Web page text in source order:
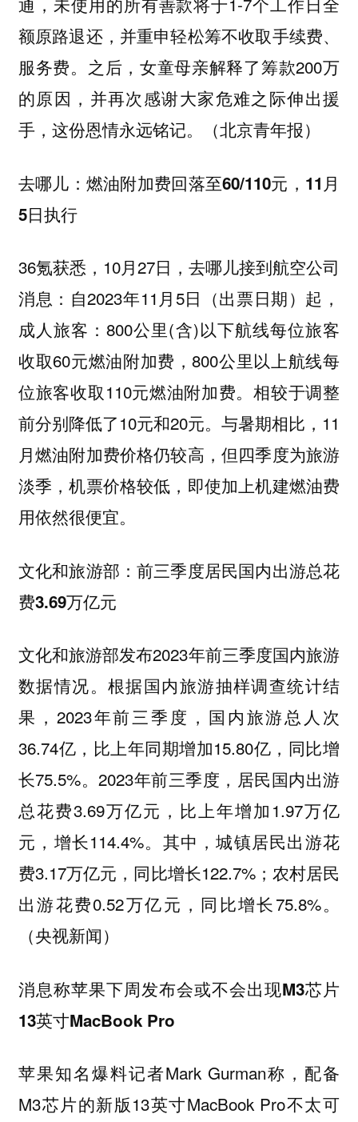
额原路退还，并重申轻松筹不收取手续费、
服务费。之后，女童母亲解释了筹款200万
的原因，并再次感谢大家危难之际伸出援
手，这份恩情永远铭记。（北京青年报）
去哪儿：燃油附加费回落至60/110元，11月
5日执行
36氪获悉，10月27日，去哪儿接到航空公司
消息：自2023年11月5日（出票日期）起，
成人旅客：800公里(含)以下航线每位旅客
收取60元燃油附加费，800公里以上航线每
位旅客收取110元燃油附加费。相较于调整
前分别降低了10元和20元。与暑期相比，11
月燃油附加费价格仍较高，但四季度为旅游
淡季，机票价格较低，即使加上机建燃油费
用依然很便宜。
文化和旅游部：前三季度居民国内出游总花
费3.69万亿元
文化和旅游部发布2023年前三季度国内旅游
数据情况。根据国内旅游抽样调查统计结
果，2023年前三季度，国内旅游总人次
36.74亿，比上年同期增加15.80亿，同比增
长75.5%。2023年前三季度，居民国内出游
总花费3.69万亿元，比上年增加1.97万亿
元，增长114.4%。其中，城镇居民出游花
费3.17万亿元，同比增长122.7%；农村居民
出游花费0.52万亿元，同比增长75.8%。
（央视新闻）
消息称苹果下周发布会或不会出现M3芯片
13英寸MacBook Pro
苹果知名爆料记者Mark Gurman称，配备
M3芯片的新版13英寸MacBook Pro不太可